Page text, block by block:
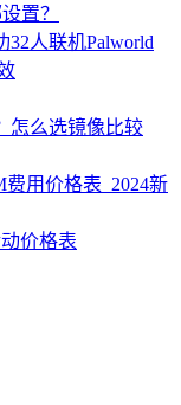
置？
人联机Palworld
怎么选镜像比较
用价格表_2024新
价格表